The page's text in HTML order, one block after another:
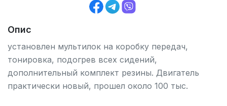
Опис
установлен мультилок на коробку передач,
тонировка, подогрев всех сидений,
дополнительный комплект резины. Двигатель
практически новый, прошел около 100 тыс.